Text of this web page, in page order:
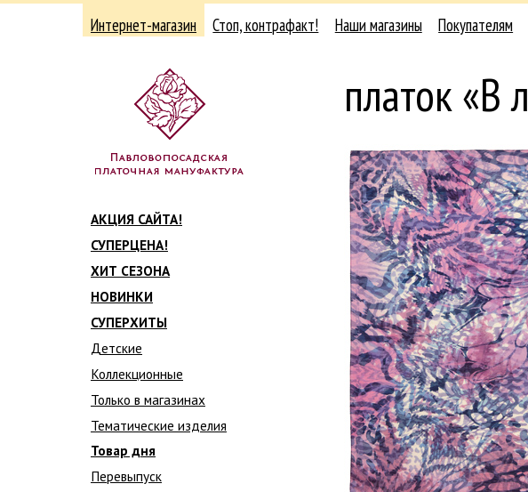
Интернет-магазин Стоп, контрафакт! Наши магазины Покупателям
АКЦИЯ САЙТА!
СУПЕРЦЕНА!
ХИТ СЕЗОНА
НОВИНКИ
СУПЕРХИТЫ
Детские
Коллекционные
Только в магазинах
Тематические изделия
Товар дня
Перевыпуск
платок «В